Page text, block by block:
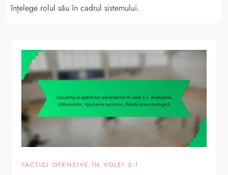
înțelege rolul său în cadrul sistemului.
TACTICI OFENSIVE ÎN VOLEI 5-1